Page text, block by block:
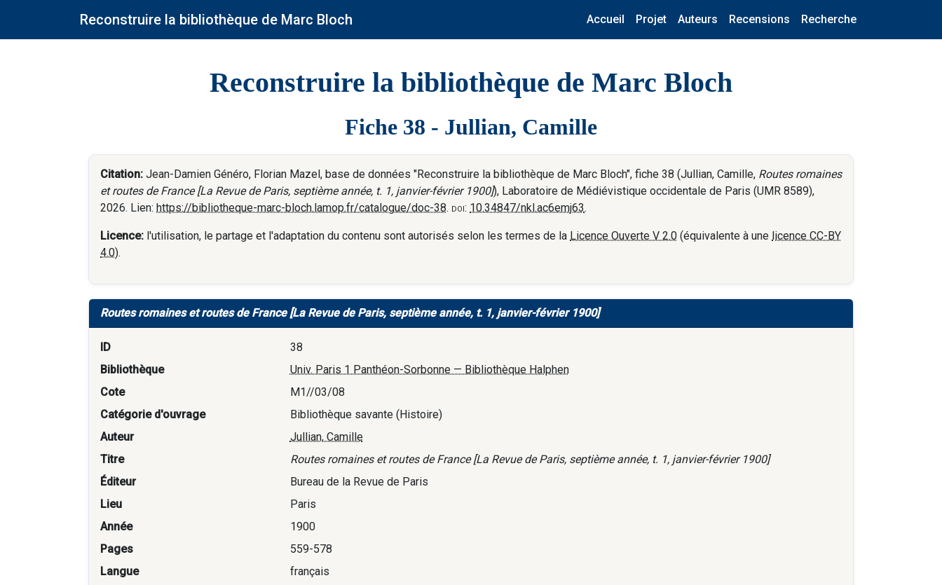
Reconstruire la bibliothèque de Marc Bloch Accueil Projet Auteurs Recensions Recherche
Reconstruire la bibliothèque de Marc Bloch
Fiche 38 - Jullian, Camille
Citation: Jean-Damien Généro, Florian Mazel, base de données "Reconstruire la bibliothèque de Marc Bloch", fiche 38 (Jullian, Camille, Routes romaines
et routes de France [La Revue de Paris, septième année, t. 1, janvier-février 1900]), Laboratoire de Médiévistique occidentale de Paris (UMR 8589),
2026. Lien: https://bibliotheque-marc-bloch.lamop.fr/catalogue/doc-38. doi: 10.34847/nkl.ac6emj63.
Licence: l'utilisation, le partage et l'adaptation du contenu sont autorisés selon les termes de la Licence Ouverte V 2.0 (équivalente à une licence CC-BY
4.0).
Routes romaines et routes de France [La Revue de Paris, septième année, t. 1, janvier-février 1900]
ID
38
Bibliothèque
Univ. Paris 1 Panthéon-Sorbonne — Bibliothèque Halphen
Cote
M1//03/08
Catégorie d'ouvrage
Bibliothèque savante (Histoire)
Auteur
Jullian, Camille
Titre
Routes romaines et routes de France [La Revue de Paris, septième année, t. 1, janvier-février 1900]
Éditeur
Bureau de la Revue de Paris
Lieu
Paris
Année
1900
Pages
559-578
Langue
français